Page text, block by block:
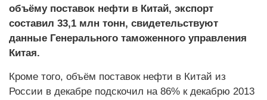
объёму поставок нефти в Китай, экспорт
составил 33,1 млн тонн, свидетельствуют
данные Генерального таможенного управления
Китая.
Кроме того, объём поставок нефти в Китай из
России в декабре подскочил на 86% к декабрю 2013